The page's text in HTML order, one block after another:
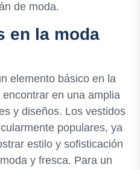
de moda.
en la moda
elemento básico en la
en una amplia
y diseños. Los vestidos
populares, ya
estilo y sofisticación
y fresca. Para un